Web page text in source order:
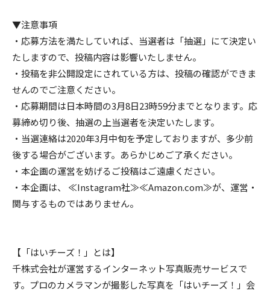
▼注意事項
・応募方法を満たしていれば、当選者は「抽選」にて決定い
たしますので、投稿内容は影響いたしません。
・投稿を非公開設定にされている方は、投稿の確認ができま
せんのでご注意ください。
・応募期間は日本時間の3月8日23時59分までとなります。応
募締め切り後、抽選の上当選者を決定いたします。
・当選連絡は2020年3月中旬を予定しておりますが、多少前
後する場合がございます。あらかじめご了承ください。
・本企画の運営を妨げるご投稿はご遠慮ください。
・本企画は、 ≪Instagram社≫≪Amazon.com≫が、運営・
関与するものではありません。
【「はいチーズ！」とは】
千株式会社が運営するインターネット写真販売サービスで
す。プロのカメラマンが撮影した写真を「はいチーズ！」会